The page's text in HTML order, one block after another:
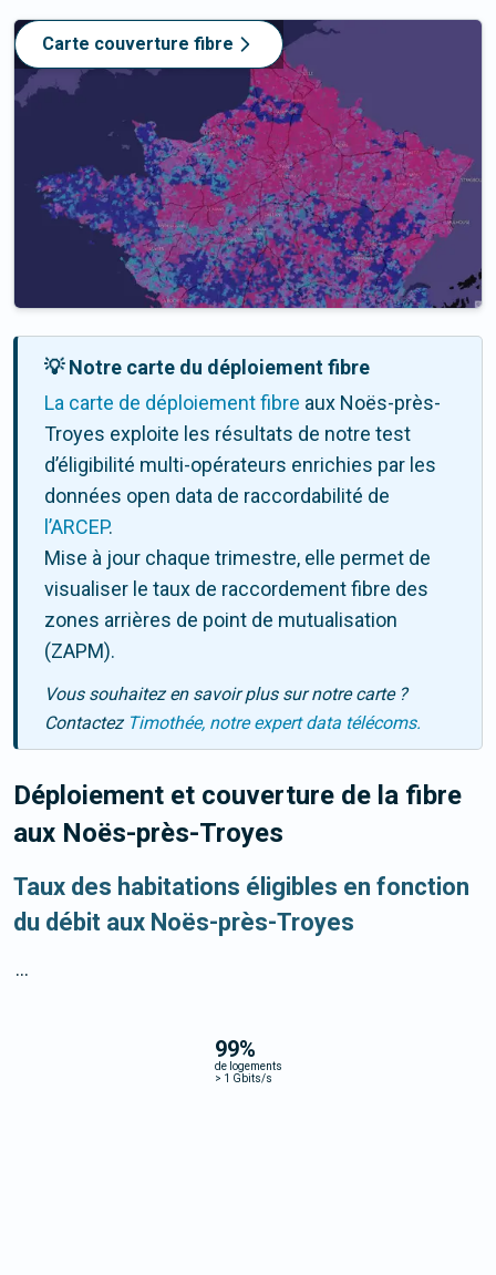
Carte couverture fibre
💡 Notre carte du déploiement fibre
La carte de déploiement fibre aux Noës-près-
Troyes exploite les résultats de notre test
d’éligibilité multi-opérateurs enrichies par les
données open data de raccordabilité de
l’ARCEP.
Mise à jour chaque trimestre, elle permet de
visualiser le taux de raccordement fibre des
zones arrières de point de mutualisation
(ZAPM).
Vous souhaitez en savoir plus sur notre carte ?
Contactez Timothée, notre expert data télécoms.
Déploiement et couverture de la fibre
aux Noës-près-Troyes
Taux des habitations éligibles en fonction
du débit aux Noës-près-Troyes
99%
de logements
> 1 Gbits/s
...